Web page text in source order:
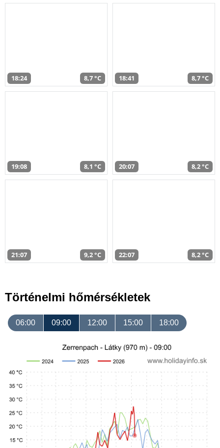
18:24 8,7 °C 18:41 8,7 °C
19:08 8,1 °C 20:07 8,2 °C
21:07 9,2 °C 22:07 8,2 °C
Történelmi hőmérsékletek
06:00 09:00 12:00 15:00 18:00